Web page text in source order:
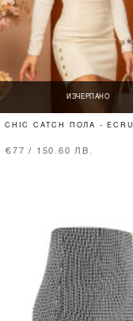
ИЗЧЕРПАНО
CHIC CATCH ПОЛА - ECRU
€77 / 150.60 ЛВ.